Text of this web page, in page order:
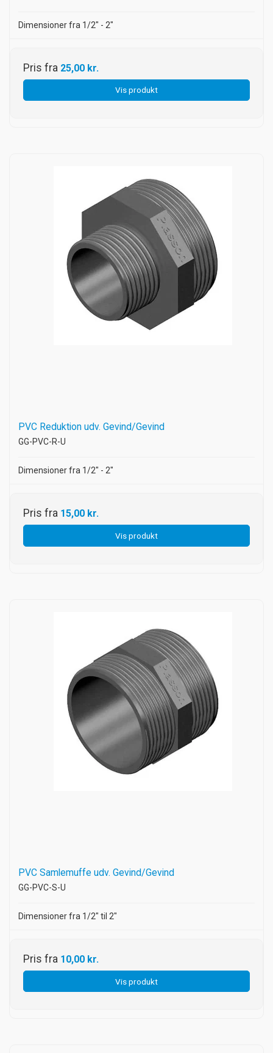
Dimensioner fra 1/2" - 2"
Pris fra 25,00 kr.
Vis produkt
PVC Reduktion udv. Gevind/Gevind
GG-PVC-R-U
Dimensioner fra 1/2" - 2"
Pris fra 15,00 kr.
Vis produkt
PVC Samlemuffe udv. Gevind/Gevind
GG-PVC-S-U
Dimensioner fra 1/2" til 2"
Pris fra 10,00 kr.
Vis produkt